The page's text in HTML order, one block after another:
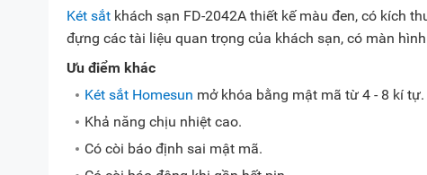
Két sắt khách sạn FD-2042A thiết kế màu đen, có kích
đựng các tài liệu quan trọng của khách sạn, có màn
Ưu điểm khác
Két sắt Homesun mở khóa bằng mật mã từ 4 - 8 kí tự.
Khả năng chịu nhiệt cao.
Có còi báo định sai mật mã.